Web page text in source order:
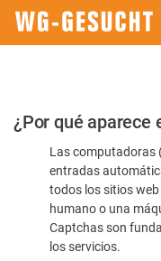
Por
favor,
confirme
humano
¿Por qué aparece
Las computadoras
entradas
todos los sitios
humano o una
Captchas son
los servicios.